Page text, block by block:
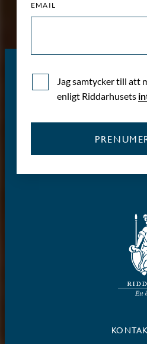
EMAIL
Jag samtycker till att
enligt Riddarhusets